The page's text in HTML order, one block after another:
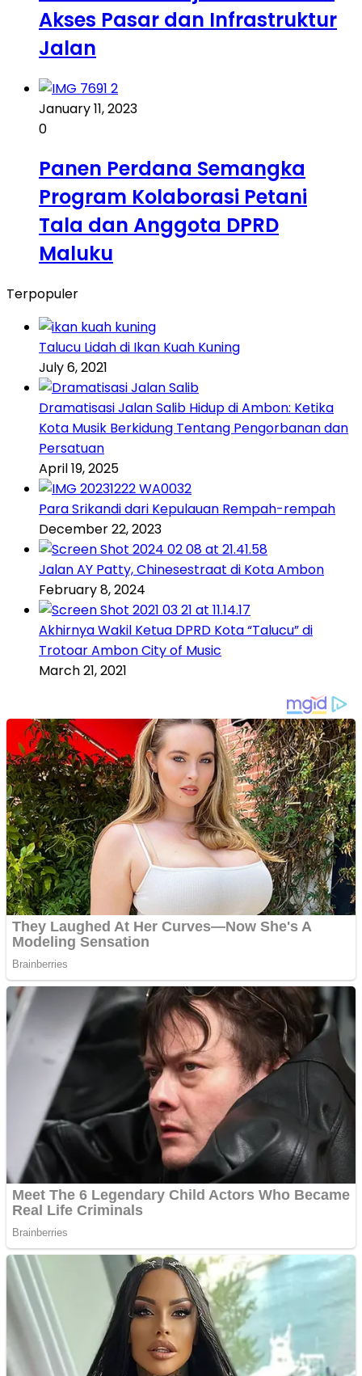
Akses Pasar dan Infrastruktur
Jalan
January 11, 2023
0
Panen Perdana Semangka
Program Kolaborasi Petani
Tala dan Anggota DPRD
Maluku
Terpopuler
Talucu Lidah di Ikan Kuah Kuning
July 6, 2021
Dramatisasi Jalan Salib Hidup di Ambon: Ketika
Kota Musik Berkidung Tentang Pengorbanan dan
Persatuan
April 19, 2025
Para Srikandi dari Kepulauan Rempah-rempah
December 22, 2023
Jalan AY Patty, Chinesestraat di Kota Ambon
February 8, 2024
Akhirnya Wakil Ketua DPRD Kota “Talucu” di
Trotoar Ambon City of Music
March 21, 2021